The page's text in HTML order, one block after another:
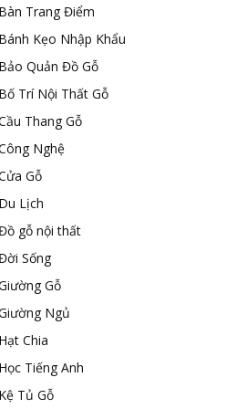
Trang Điểm
Kẹo Nhập Khẩu
Quản Đồ Gỗ
Trí Nội Thất Gỗ
Thang Gỗ
Nghệ
Gỗ
Lịch
gỗ nội thất
Sống
Gỗ
Ngủ
Chia
Tiếng Anh
Tủ Gỗ